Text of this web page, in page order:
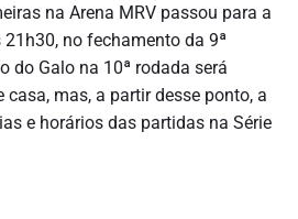
na Arena MRV passou para a
no fechamento da 9ª
do Galo na 10ª rodada será
mas, a partir desse ponto, a
e horários das partidas na Série